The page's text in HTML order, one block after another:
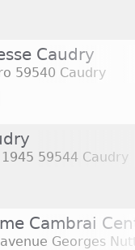
Caudry
59540 Caudry
59544 Caudry
Cambrai
Georges